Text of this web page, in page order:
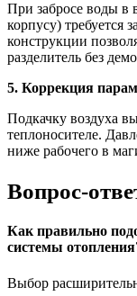
При забросе воды в
корпусу) требуется
конструкции
разделитель без
5. Коррекция
Подкачку воздуха
теплоносителе.
ниже рабочего в
Вопрос-
Как правильно
системы
Выбор